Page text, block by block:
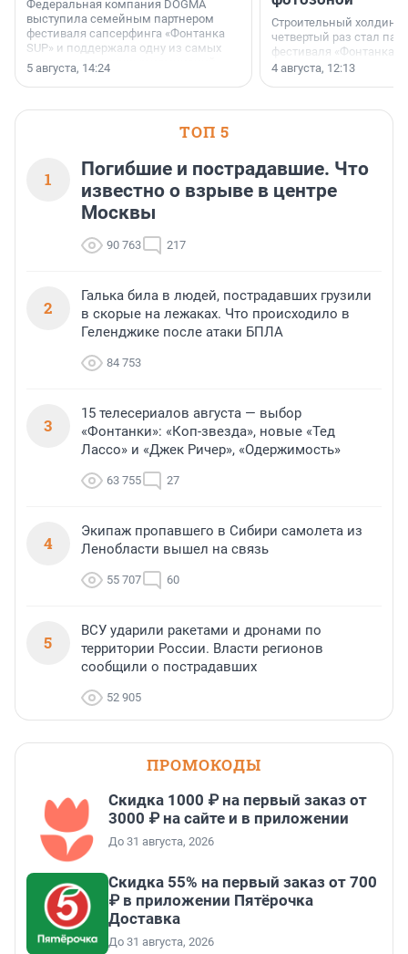
Федеральная компания DOGMA
выступила семейным партнером
фестиваля сапсерфинга «Фонтанка
SUP» и поддержала одну из самых
ярких и романтичных номинаций —
«SUP-свадьба».
5 августа, 14:24
Строительный холдинг
четвертый раз стал
фестиваля «Фонтанка
раз компания
посетителям
4 августа, 12:13
ТОП 5
1
Погибшие и пострадавшие. Что
известно о взрыве в центре
Москвы
90 763 217
2
Галька била в людей, пострадавших грузили
в скорые на лежаках. Что происходило в
Геленджике после атаки БПЛА
84 753
3
15 телесериалов августа — выбор
«Фонтанки»: «Коп-звезда», новые «Тед
Лассо» и «Джек Ричер», «Одержимость»
63 755 27
4
Экипаж пропавшего в Сибири самолета из
Ленобласти вышел на связь
55 707 60
5
ВСУ ударили ракетами и дронами по
территории России. Власти регионов
сообщили о пострадавших
52 905
ПРОМОКОДЫ
Скидка 1000 ₽ на первый заказ от
3000 ₽ на сайте и в приложении
До 31 августа, 2026
Скидка 55% на первый заказ от 700
₽ в приложении Пятёрочка
Доставка
До 31 августа, 2026